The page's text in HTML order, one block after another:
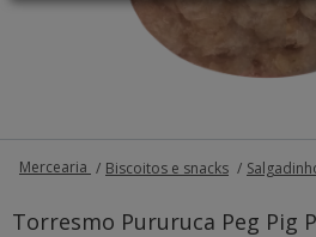
Mercearia Biscoitos e snacks
Torresmo Pururuca Peg Pig